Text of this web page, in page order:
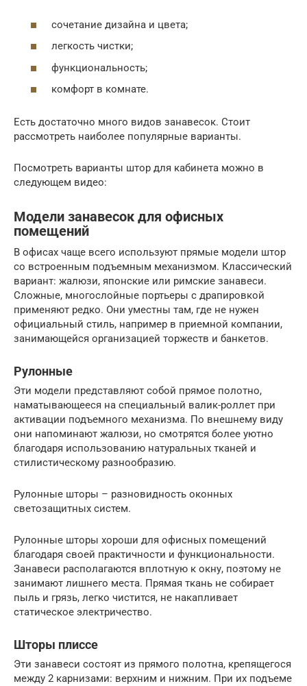
сочетание дизайна и цвета;
легкость чистки;
функциональность;
комфорт в комнате.
Есть достаточно много видов занавесок. Стоит
рассмотреть наиболее популярные варианты.
Посмотреть варианты штор для кабинета можно в
следующем видео:
Модели занавесок для офисных
помещений
В офисах чаще всего используют прямые модели штор
со встроенным подъемным механизмом. Классический
вариант: жалюзи, японские или римские занавеси.
Сложные, многослойные портьеры с драпировкой
применяют редко. Они уместны там, где не нужен
официальный стиль, например в приемной компании,
занимающейся организацией торжеств и банкетов.
Рулонные
Эти модели представляют собой прямое полотно,
наматывающееся на специальный валик-роллет при
активации подъемного механизма. По внешнему виду
они напоминают жалюзи, но смотрятся более уютно
благодаря использованию натуральных тканей и
стилистическому разнообразию.
Рулонные шторы – разновидность оконных
светозащитных систем.
Рулонные шторы хороши для офисных помещений
благодаря своей практичности и функциональности.
Занавеси располагаются вплотную к окну, поэтому не
занимают лишнего места. Прямая ткань не собирает
пыль и грязь, легко чистится, не накапливает
статическое электричество.
Шторы плиссе
Эти занавеси состоят из прямого полотна, крепящегося
между 2 карнизами: верхним и нижним. При их подъеме